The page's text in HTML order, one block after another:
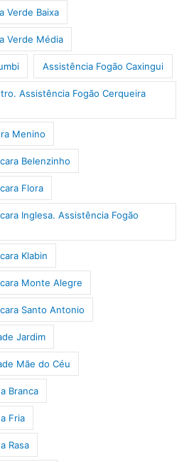
Verde Baixa
Verde Média
Assistência Fogão Caxingui
Assistência Fogão Cerqueira
Menino
Belenzinho
Flora
Inglesa. Assistência Fogão
Klabin
Monte Alegre
Santo Antonio
Jardim
Mãe do Céu
Branca
Fria
Rasa